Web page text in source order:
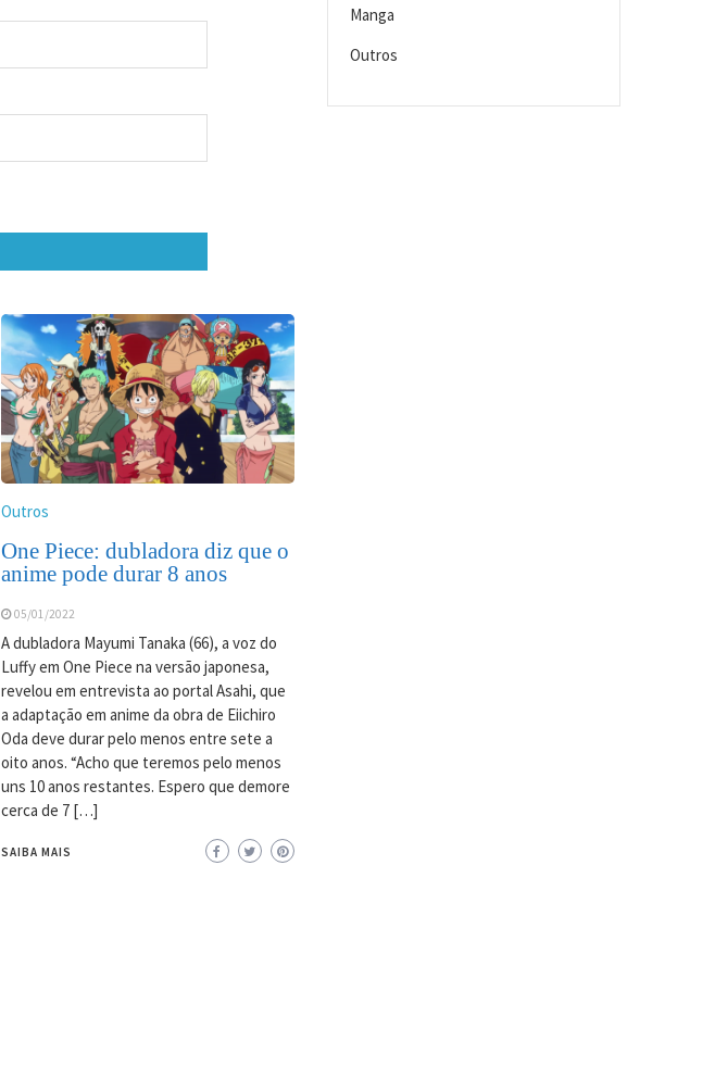
Outros
One Piece: dubladora diz que o
anime pode durar 8 anos
05/01/2022
A dubladora Mayumi Tanaka (66), a voz do
Luffy em One Piece na versão japonesa,
revelou em entrevista ao portal Asahi, que
a adaptação em anime da obra de Eiichiro
Oda deve durar pelo menos entre sete a
oito anos. “Acho que teremos pelo menos
uns 10 anos restantes. Espero que demore
cerca de 7 […]
SAIBA MAIS
Manga
Outros